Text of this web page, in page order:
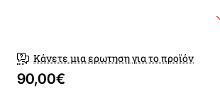
Κάνετε μια ερωτηση για το προϊόν
90,00€